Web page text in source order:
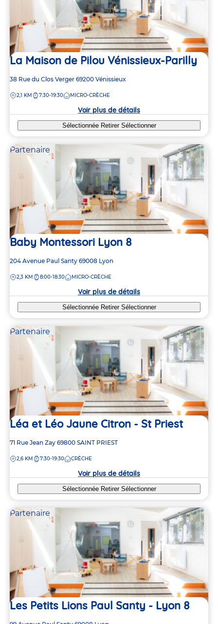
La Maison de Pilou Vénissieux-Parilly
Adresse
la
38 Rue du Clos Verger 69200 Vénissieux
DISTANCE
2,1 KM 7:30-19:30 MICRO-CRÈCHE
Voir plus de détails
Sélectionnée Retirer Sélectionner
Partenaire
Baby Montessori Lyon 8
Adresse
la
204 Avenue Paul Santy 69008 Lyon
DISTANCE
2,3 KM 8:00-18:30 MICRO-CRÈCHE
Voir plus de détails
Sélectionnée Retirer Sélectionner
Partenaire
Léa et Léo Jaune Citron - St Priest
Adresse
la
71 Rue Jean Zay 69800 SAINT PRIEST
DISTANCE
2,6 KM 7:30-19:30 CRÈCHE
Voir plus de détails
Sélectionnée Retirer Sélectionner
Partenaire
Les Petits Lions Paul Santy - Lyon 8
3
3 4 3
3 4